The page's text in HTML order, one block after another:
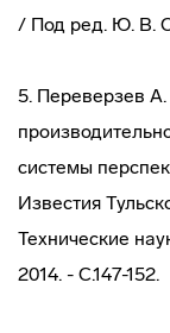
/ Под ред. Ю. В.
5. Переверзев
системы
Известия
Технические
2014. - С.147-152.